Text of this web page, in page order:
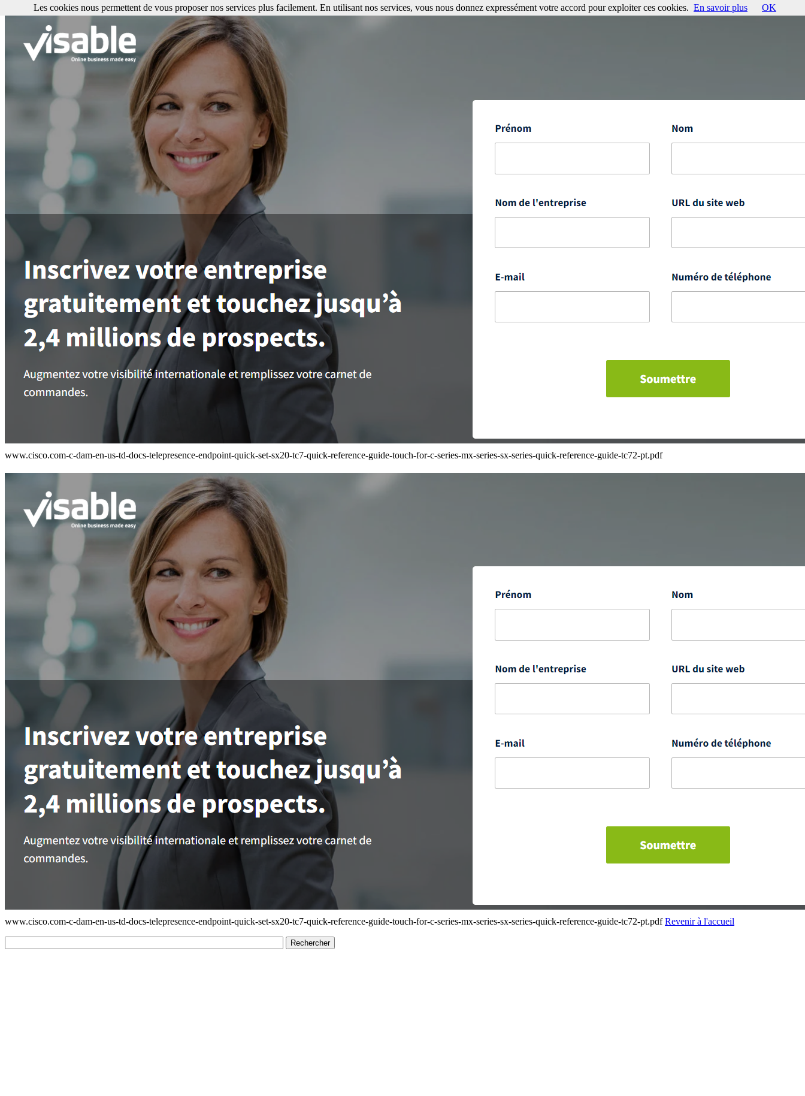
www.cisco.com-c-dam-en-us-td-docs-telepresence-endpoint-quick-set-sx20-tc7-quick-reference-guide-touch-for-c-series-mx-series-sx-series-quick-reference-guide-tc72-pt.pdf
www.cisco.com-c-dam-en-us-td-docs-telepresence-endpoint-quick-set-sx20-tc7-quick-reference-guide-touch-for-c-series-mx-series-sx-series-quick-reference-guide-tc72-pt.pdfRevenir à l'accueil
Les cookies nous permettent de vous proposer nos services plus facilement. En utilisant nos services, vous nous donnez expressément votre accord pour exploiter ces cookies. En savoir plus OK